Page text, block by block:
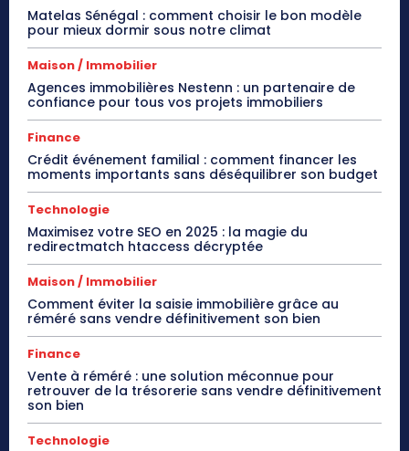
Matelas Sénégal : comment choisir le bon modèle
pour mieux dormir sous notre climat
Maison / Immobilier
Agences immobilières Nestenn : un partenaire de
confiance pour tous vos projets immobiliers
Finance
Crédit événement familial : comment financer les
moments importants sans déséquilibrer son budget
Technologie
Maximisez votre SEO en 2025 : la magie du
redirectmatch htaccess décryptée
Maison / Immobilier
Comment éviter la saisie immobilière grâce au
réméré sans vendre définitivement son bien
Finance
Vente à réméré : une solution méconnue pour
retrouver de la trésorerie sans vendre définitivement
son bien
Technologie